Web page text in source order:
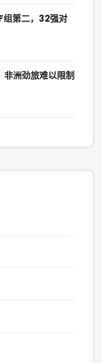
组第二，32强对
洲劲旅难以限制